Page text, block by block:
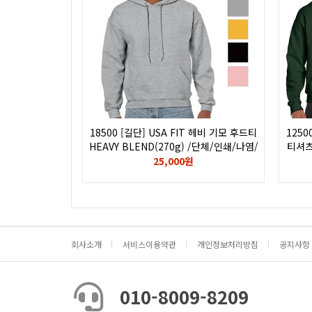
18500 [길단] USA FIT 헤비 기모 후드티
HEAVY BLEND(270g) /단체/인쇄/나염/
전사/후로피/칼라/자수/로고/GILDAN
25,000원
티셔
회사소개 서비스이용약관 개인정보처리방침 공지사항
010-8009-8209